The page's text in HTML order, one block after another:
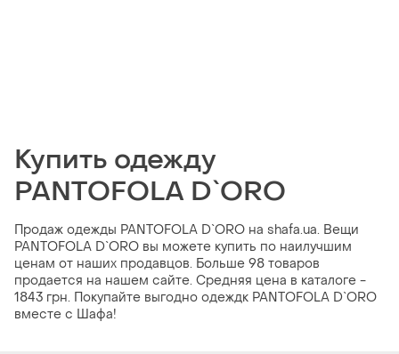
Купить одежду
PANTOFOLA D`ORO
Продаж одежды PANTOFOLA D`ORO на shafa.ua. Вещи
PANTOFOLA D`ORO вы можете купить по наилучшим
ценам от наших продавцов. Больше 98 товаров
продается на нашем сайте. Средняя цена в каталоге -
1843 грн. Покупайте выгодно одеждк PANTOFOLA D`ORO
вместе с Шафа!